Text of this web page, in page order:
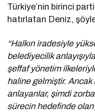
Türkiye’nin birinci
hatırlatan Deniz,
“Halkın iradesiyle
belediyecilik
şeffaf yönetim
haline gelmiştir. Ancak
anlayanlar, şimdi
sürecin hedefinde